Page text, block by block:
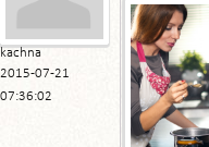
kachna
2015-07-21
07:36:02